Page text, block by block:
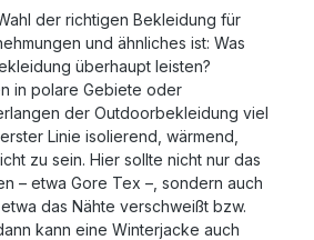
der richtigen Bekleidung für
und ähnliches ist: Was
überhaupt leisten?
in polare Gebiete oder
der Outdoorbekleidung viel
Linie isolierend, wärmend,
zu sein. Hier sollte nicht nur das
– etwa Gore Tex –, sondern auch
das Nähte verschweißt bzw.
kann eine Winterjacke auch